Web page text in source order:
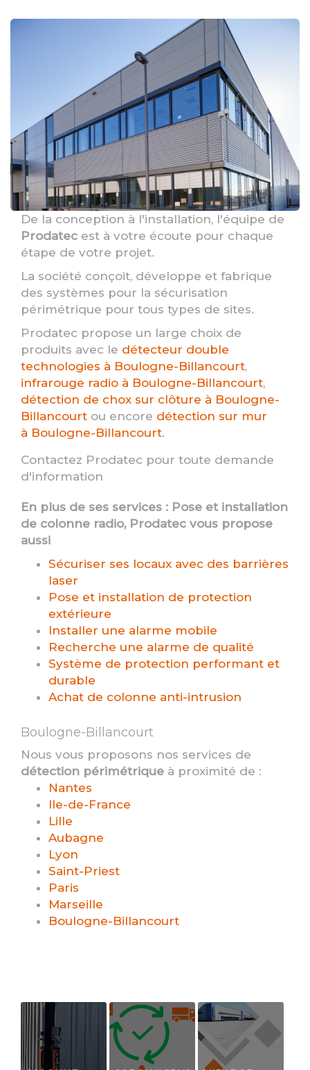
De la conception à l'installation, l'équipe de
Prodatec est à votre écoute pour chaque
étape de votre projet.
La société conçoit, développe et fabrique
des systèmes pour la sécurisation
périmétrique pour tous types de sites.
Prodatec propose un large choix de
produits avec le détecteur double
technologies à Boulogne-Billancourt,
infrarouge radio à Boulogne-Billancourt,
détection de chox sur clôture à Boulogne-
Billancourt ou encore détection sur mur
à Boulogne-Billancourt.
Contactez Prodatec pour toute demande
d'information
En plus de ses services : Pose et installation
de colonne radio, Prodatec vous propose
aussi
Sécuriser ses locaux avec des barrières
laser
Pose et installation de protection
extérieure
Installer une alarme mobile
Recherche une alarme de qualité
Système de protection performant et
durable
Achat de colonne anti-intrusion
Boulogne-Billancourt
Nous vous proposons nos services de
détection périmétrique à proximité de :
Nantes
Ile-de-France
Lille
Aubagne
Lyon
Saint-Priest
Paris
Marseille
Boulogne-Billancourt